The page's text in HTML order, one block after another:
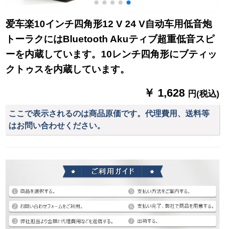
爱车楽10インチ四角形12 V 24 V自动车用低音炮
トーラクにはBluetooth Akuティブ超重低音スピ
ーを内蔵しています。10レンチ四角形にブティッ
クトゥスを内蔵しています。
￥ 1,628 円(税込)
ここで表示されるのは商品原価です。代理費用、送料等
はお問い合わせください。